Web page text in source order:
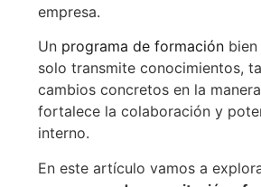
empresa.
Un programa de formación
solo transmite conocimientos,
cambios concretos en la
fortalece la colaboración y
interno.
En este artículo vamos a